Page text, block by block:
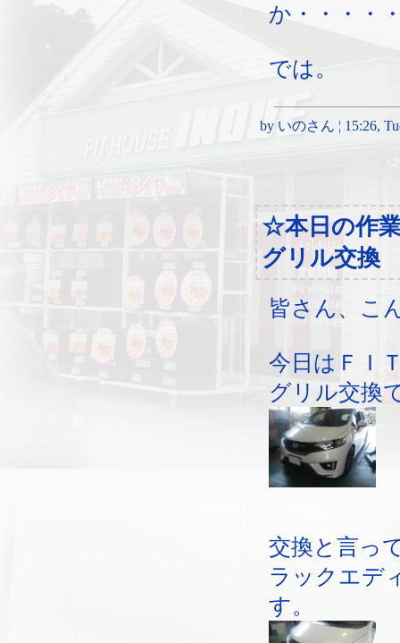
か・・・・
では。
by いのさん ¦ 15:26,
☆本日の作
グリル交換
皆さん、こ
今日はＦＩ
グリル交換
交換と言っ
ラックエデ
す。